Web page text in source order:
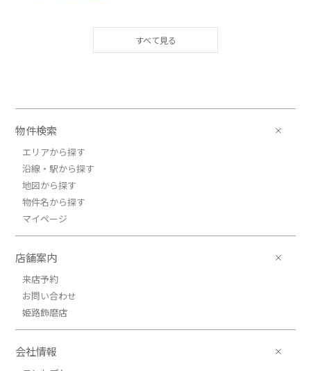
ＪＲ山陽本線/姫路 歩24分
7.9万円(管理費5000円)
物件検索
エリアから探す
沿線・駅から探す
地図から探す
物件名から探す
マイページ
店舗案内
来店予約
お問い合わせ
姫路飾磨店
会社情報